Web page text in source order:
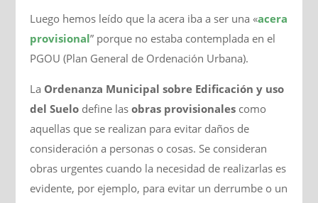
Luego hemos leído que la acera iba a ser una «acera
provisional” porque no estaba contemplada en el
PGOU (Plan General de Ordenación Urbana).
La Ordenanza Municipal sobre Edificación y uso
del Suelo define lasobras provisionales como
aquellas que se realizan para evitar daños de
consideración a personas o cosas. Se consideran
obras urgentes cuando la necesidad de realizarlas es
evidente, por ejemplo, para evitar un derrumbe o un